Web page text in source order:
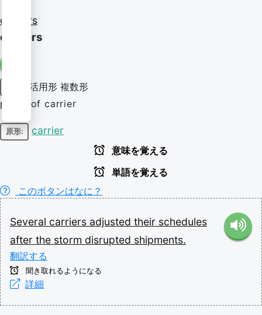
carriers
carriers
活用形 複数形
plural of carrier
原形: carrier
意味を覚える
単語を覚える
このボタンはなに？
Several carriers adjusted their schedules
after the storm disrupted shipments.
翻訳する
聞き取れるようになる
詳細